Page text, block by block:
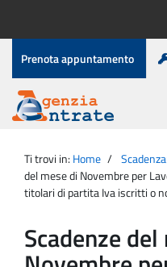
contenuto
Menu
di
servizio
Prenota appuntamento
Agenzia
Entrate
principale
Ti trovi in: Home
del mese di Novembre per
titolari di partita Iva iscritti o
Scadenze